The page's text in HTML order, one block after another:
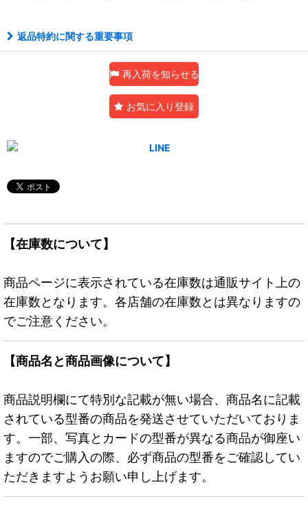
返品特約に関する重要事項
再入荷を知らせる
お気に入り登録
【在庫数について】
商品ページに表示されている在庫数は通販サイト上の
在庫数となります。各店舗の在庫数とは異なりますの
でご注意ください。
【商品名と商品画像について】
商品説明欄にて特別な記載が無い場合、商品名に記載
されている型番の商品を発送させていただいておりま
す。一部、写真とカードの型番が異なる商品が御座い
ますのでご購入の際、必ず商品の型番をご確認してい
ただきますようお願い申し上げます。